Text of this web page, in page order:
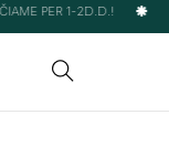
PER 1-2D.D.!